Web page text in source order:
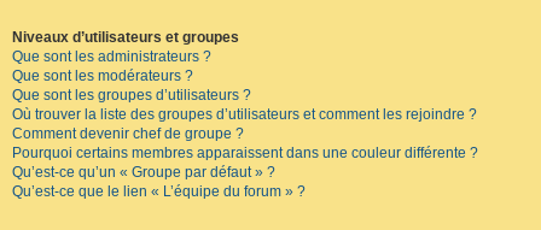
Niveaux d’utilisateurs et groupes
Que sont les administrateurs ?
Que sont les modérateurs ?
Que sont les groupes d’utilisateurs ?
Où trouver la liste des groupes d’utilisateurs et comment les rejoindre ?
Comment devenir chef de groupe ?
Pourquoi certains membres apparaissent dans une couleur différente ?
Qu’est-ce qu’un « Groupe par défaut » ?
Qu’est-ce que le lien « L’équipe du forum » ?